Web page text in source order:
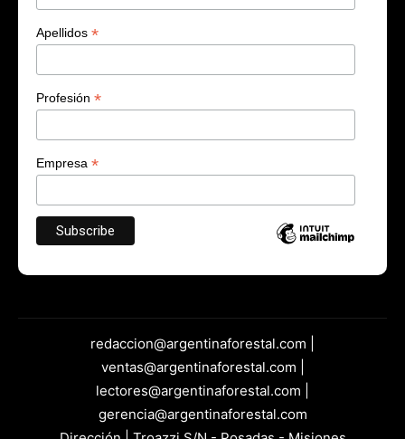
Apellidos *
Profesión *
Empresa *
redaccion@argentinaforestal.com |
ventas@argentinaforestal.com |
lectores@argentinaforestal.com |
gerencia@argentinaforestal.com